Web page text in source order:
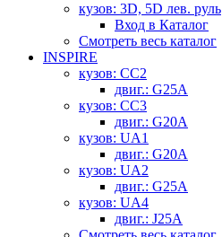
кузов: 3D, 5D лев. руль
Вход в Каталог
Смотреть весь каталог
INSPIRE
кузов: CC2
двиг.: G25A
кузов: CC3
двиг.: G20A
кузов: UA1
двиг.: G20A
кузов: UA2
двиг.: G25A
кузов: UA4
двиг.: J25A